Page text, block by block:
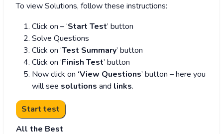
To view Solutions, follow these instructions:
Click on – ‘Start Test’ button
Solve Questions
Click on ‘Test Summary’ button
Click on ‘Finish Test’ button
Now click on ‘View Questions’ button – here you
will see solutions and links.
All the Best